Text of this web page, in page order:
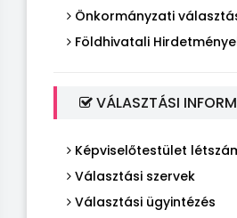
Önkormányzati
Földhivatali
VÁLASZTÁSI
Képviselőtestület
Választási szervek
Választási ügyintézés